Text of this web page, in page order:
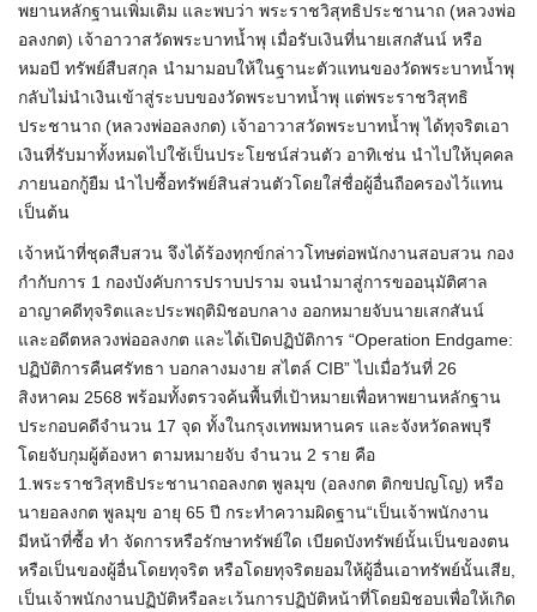
พยานหลักฐานเพิ่มเติม และพบว่า พระราชวิสุทธิประชานาถ (หลวงพ่อ
อลงกต) เจ้าอาวาสวัดพระบาทน้ำพุ เมื่อรับเงินที่นายเสกสันน์ หรือ
หมอบี ทรัพย์สืบสกุล นำมามอบให้ในฐานะตัวแทนของวัดพระบาทน้ำพุ
กลับไม่นำเงินเข้าสู่ระบบของวัดพระบาทน้ำพุ แต่พระราชวิสุทธิ
ประชานาถ (หลวงพ่ออลงกต) เจ้าอาวาสวัดพระบาทน้ำพุ ได้ทุจริตเอา
เงินที่รับมาทั้งหมดไปใช้เป็นประโยชน์ส่วนตัว อาทิเช่น นำไปให้บุคคล
ภายนอกกู้ยืม นำไปซื้อทรัพย์สินส่วนตัวโดยใส่ชื่อผู้อื่นถือครองไว้แทน
เป็นต้น
เจ้าหน้าที่ชุดสืบสวน จึงได้ร้องทุกข์กล่าวโทษต่อพนักงานสอบสวน กอง
กำกับการ 1 กองบังคับการปราบปราม จนนำมาสู่การขออนุมัติศาล
อาญาคดีทุจริตและประพฤติมิชอบกลาง ออกหมายจับนายเสกสันน์
และอดีตหลวงพ่ออลงกต และได้เปิดปฏิบัติการ “Operation Endgame:
ปฏิบัติการคืนศรัทธา บอกลางมงาย สไตล์ CIB” ไปเมื่อวันที่ 26
สิงหาคม 2568 พร้อมทั้งตรวจค้นพื้นที่เป้าหมายเพื่อหาพยานหลักฐาน
ประกอบคดีจำนวน 17 จุด ทั้งในกรุงเทพมหานคร และจังหวัดลพบุรี
โดยจับกุมผู้ต้องหา ตามหมายจับ จำนวน 2 ราย คือ
1.พระราชวิสุทธิประชานาถอลงกต พูลมุข (อลงกต ติกขปญโญ) หรือ
นายอลงกต พูลมุข อายุ 65 ปี กระทำความผิดฐาน“เป็นเจ้าพนักงาน
มีหน้าที่ซื้อ ทำ จัดการหรือรักษาทรัพย์ใด เบียดบังทรัพย์นั้นเป็นของตน
หรือเป็นของผู้อื่นโดยทุจริต หรือโดยทุจริตยอมให้ผู้อื่นเอาทรัพย์นั้นเสีย,
เป็นเจ้าพนักงานปฏิบัติหรือละเว้นการปฏิบัติหน้าที่โดยมิชอบเพื่อให้เกิด